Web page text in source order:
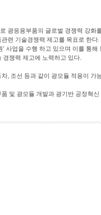
광응용부품의 글로벌 경쟁력 강화
련 기술경쟁력 제고를 목표로 한
사업을 수행 하고 있으며 이를 통
경쟁력 제고에 노력하고 있다.
, 조선 등과 같이 광모듈 적용이
및 광모듈 개발과 광기반 공정혁